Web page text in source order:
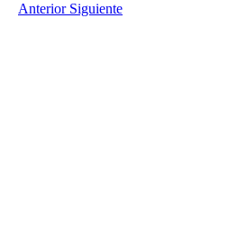
Anterior Siguiente